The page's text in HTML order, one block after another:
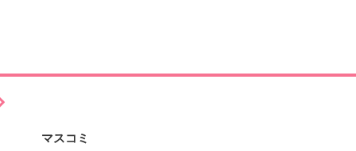
マスコミ